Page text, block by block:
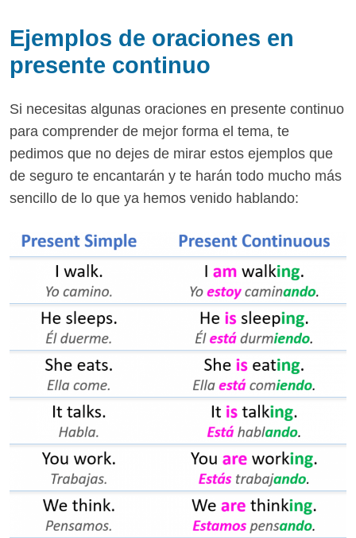
Ejemplos de oraciones en
presente continuo
Si necesitas algunas oraciones en presente continuo
para comprender de mejor forma el tema, te
pedimos que no dejes de mirar estos ejemplos que
de seguro te encantarán y te harán todo mucho más
sencillo de lo que ya hemos venido hablando: